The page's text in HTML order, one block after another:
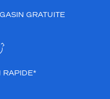
GRATUITE
RAPIDE*